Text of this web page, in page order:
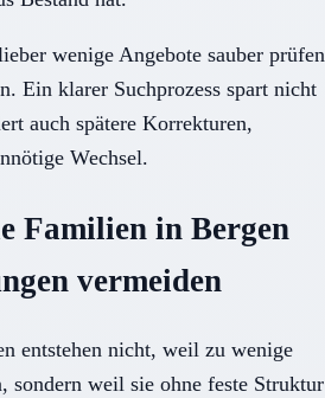
wenige Angebote sauber prüfen
Ein klarer Suchprozess spart nicht
auch spätere Korrekturen,
Wechsel.
Familien in Bergen
vermeiden
entstehen nicht, weil zu wenige
sondern weil sie ohne feste Struktur